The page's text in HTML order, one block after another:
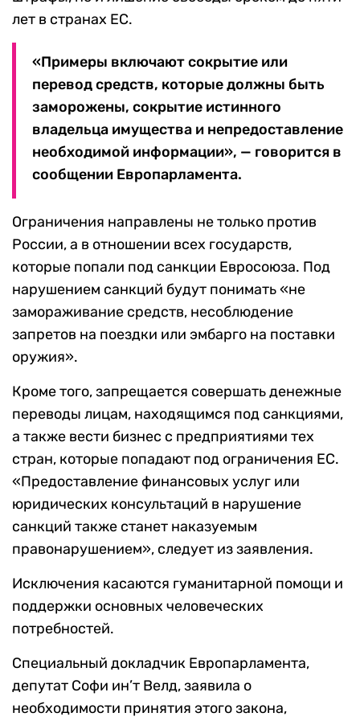
лет в странах ЕС.
«Примеры включают сокрытие или
перевод средств, которые должны быть
заморожены, сокрытие истинного
владельца имущества и непредоставление
необходимой информации», — говорится в
сообщении Европарламента.
Ограничения направлены не только против
России, а в отношении всех государств,
которые попали под санкции Евросоюза. Под
нарушением санкций будут понимать «не
замораживание средств, несоблюдение
запретов на поездки или эмбарго на поставки
оружия».
Кроме того, запрещается совершать денежные
переводы лицам, находящимся под санкциями,
а также вести бизнес с предприятиями тех
стран, которые попадают под ограничения ЕС.
«Предоставление финансовых услуг или
юридических консультаций в нарушение
санкций также станет наказуемым
правонарушением», следует из заявления.
Исключения касаются гуманитарной помощи и
поддержки основных человеческих
потребностей.
Специальный докладчик Европарламента,
депутат Софи ин’т Велд, заявила о
необходимости принятия этого закона,